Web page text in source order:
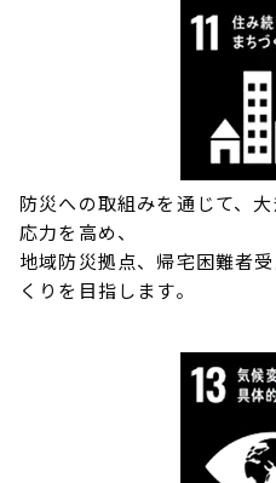
防災への取組みを通じて、
応力を高め、
地域防災拠点、帰宅困難者
くりを目指します。